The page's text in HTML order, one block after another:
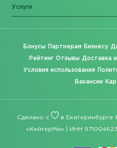
Услуги
Бонусы Партнерам Бизнесу
Рейтинг Отзывы Доставка
Условия использования
Вакансии
Сделано с в
«КейтерМи» | ИНН